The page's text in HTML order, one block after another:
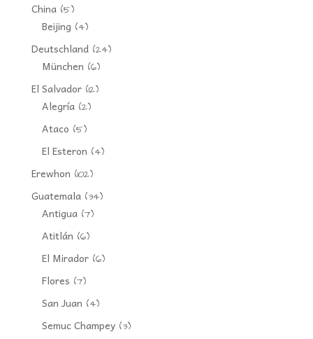
China(5)
Beijing (4)
Deutschland(24)
München (6)
El Salvador(12)
Alegría(2)
Ataco (5)
El Esteron (4)
Erewhon (102)
Guatemala(34)
Antigua(7)
Atitlán (6)
El Mirador(6)
Flores (7)
San Juan (4)
Semuc Champey(3)